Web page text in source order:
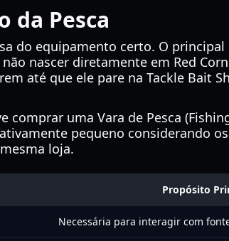
da Pesca
do equipamento certo. O
não nascer diretamente em Red
até que ele pare na Tackle Bait
comprar uma Vara de Pesca
pequeno considerando
loja.
Propósito
Necessária para interagir com